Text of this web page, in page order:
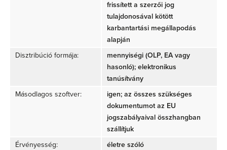
frissített a szerzői jog
tulajdonosával kötött
karbantartási megállapodás
alapján
Disztribúció formája:
mennyiségi (OLP, EA vagy
hasonló); elektronikus
tanúsítvány
Másodlagos szoftver:
igen; az összes szükséges
dokumentumot az EU
jogszabályaival összhangban
szállítjuk
Érvényesség:
életre szóló